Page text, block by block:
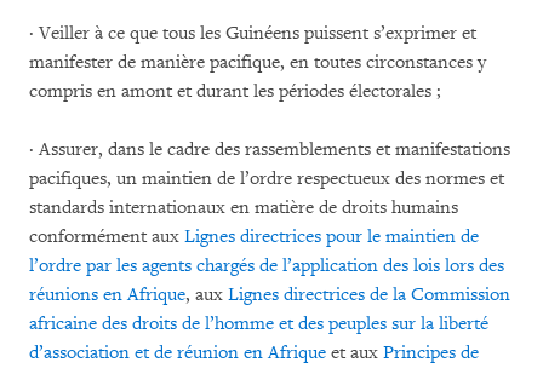
· Veiller à ce que tous les Guinéens puissent s’exprimer et
manifester de manière pacifique, en toutes circonstances y
compris en amont et durant les périodes électorales ;
· Assurer, dans le cadre des rassemblements et manifestations
pacifiques, un maintien de l’ordre respectueux des normes et
standards internationaux en matière de droits humains
conformément aux Lignes directrices pour le maintien de
l’ordre par les agents chargés de l’application des lois lors des
réunions en Afrique, aux Lignes directrices de la Commission
africaine des droits de l’homme et des peuples sur la liberté
d’association et de réunion en Afrique et aux Principes de